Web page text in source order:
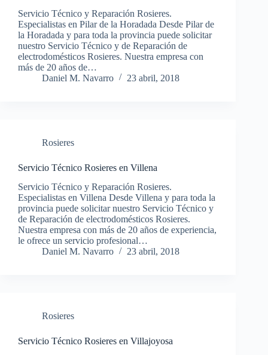
Servicio Técnico y Reparación Rosieres.
Especialistas en Pilar de la Horadada Desde Pilar de
la Horadada y para toda la provincia puede solicitar
nuestro Servicio Técnico y de Reparación de
electrodomésticos Rosieres. Nuestra empresa con
más de 20 años de…
Daniel M. Navarro
23 abril, 2018
Rosieres
Servicio Técnico Rosieres en Villena
Servicio Técnico y Reparación Rosieres.
Especialistas en Villena Desde Villena y para toda la
provincia puede solicitar nuestro Servicio Técnico y
de Reparación de electrodomésticos Rosieres.
Nuestra empresa con más de 20 años de experiencia,
le ofrece un servicio profesional…
Daniel M. Navarro
23 abril, 2018
Rosieres
Servicio Técnico Rosieres en Villajoyosa